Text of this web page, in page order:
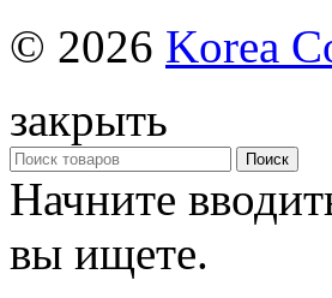
© 2026 Korea
закрыть
Поиск
Начните
вы ищете.